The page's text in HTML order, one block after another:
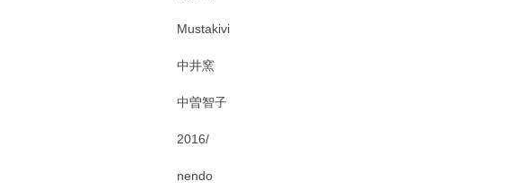
Mustakivi
中井窯
中曽智子
2016/
nendo